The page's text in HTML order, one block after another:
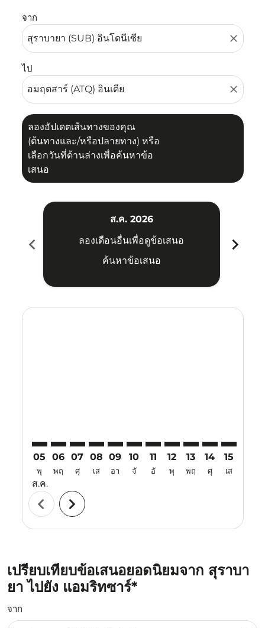
จาก
close
ไป
close
ลองอัปเดตเส้นทางของคุณ
(ต้นทางและ/หรือปลายทาง) หรือ
เลือกวันที่ด้านล่างเพื่อค้นหาข้อ
เสนอ
chevron_left
ส.ค. 2026
ลองเดือนอื่นเพื่อดูข้อเสนอ
ค้นหาข้อเสนอ
chevron_right
05
พุ
ส.ค.
06
พฤ
07
ศุ
08
เส
09
อา
10
จั
11
อั
12
พุ
13
พฤ
14
ศุ
15
เส
chevron_left chevron_right
เปรียบเทียบข้อเสนอยอดนิยมจาก สุราบา
ยา ไปยัง แอมริทซาร์*
จาก